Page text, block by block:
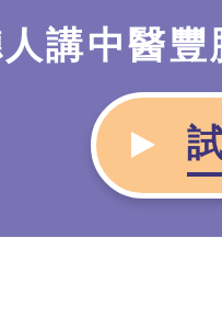
講中醫